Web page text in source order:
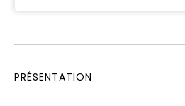
PRÉSENTATION